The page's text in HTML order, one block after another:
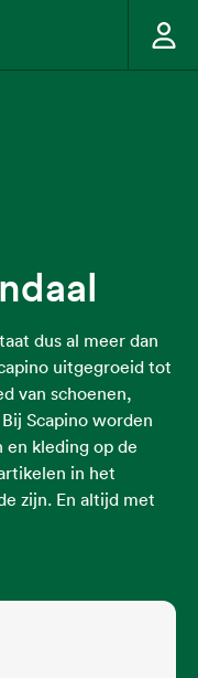
dus al meer dan
uitgegroeid tot
van schoenen,
Scapino worden
en kleding op de
in het
zijn. En altijd met